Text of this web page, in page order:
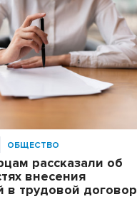
ОБЩЕСТВО
рассказали об
внесения
в трудовой договор